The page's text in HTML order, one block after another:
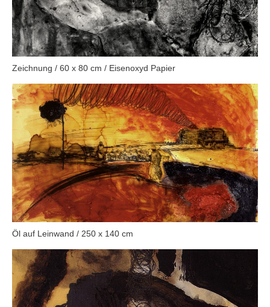
Zeichnung / 60 x 80 cm / Eisenoxyd Papier
Öl auf Leinwand / 250 x 140 cm